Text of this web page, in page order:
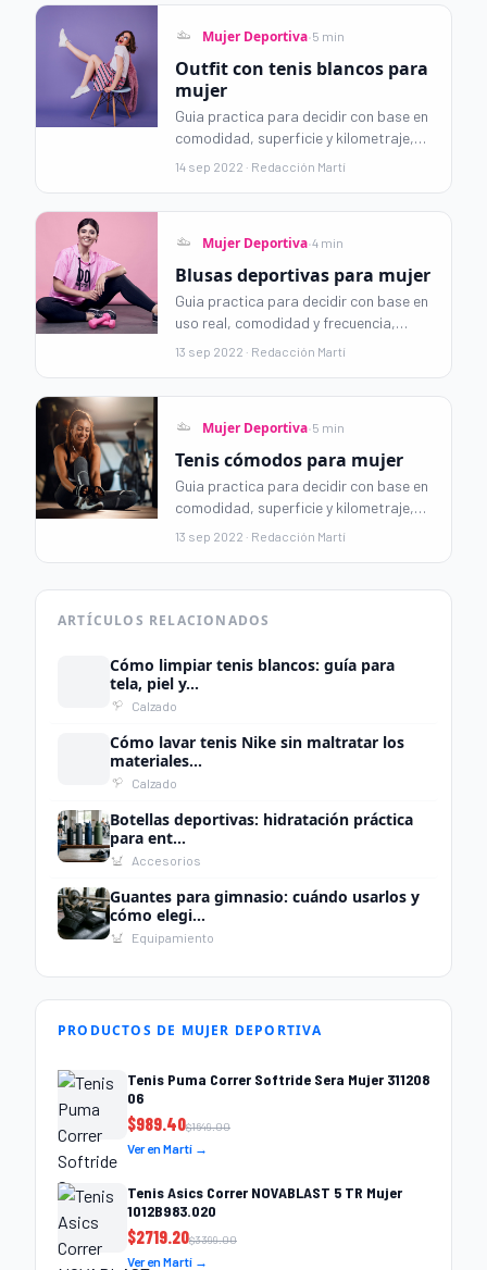
tu entrenamiento y estilo de vida.
Mujer Deportiva·5 min
Outfit con tenis blancos para
mujer
Guia practica para decidir con base en
comodidad, superficie y kilometraje,
evitando compras impulsivas y
14 sep 2022 · Redacción Martí
Mujer Deportiva·4 min
Blusas deportivas para mujer
Guia practica para decidir con base en
uso real, comodidad y frecuencia,
evitando compras impulsivas y
13 sep 2022 · Redacción Martí
Mujer Deportiva·5 min
Tenis cómodos para mujer
Guia practica para decidir con base en
comodidad, superficie y kilometraje,
evitando compras impulsivas y
13 sep 2022 · Redacción Martí
ARTÍCULOS RELACIONADOS
Cómo limpiar tenis blancos: guía para
tela, piel y...
Calzado
Cómo lavar tenis Nike sin maltratar los
materiales...
Calzado
Botellas deportivas: hidratación práctica
para ent...
Accesorios
Guantes para gimnasio: cuándo usarlos y
cómo elegi...
Equipamiento
PRODUCTOS DE MUJER DEPORTIVA
Tenis Puma Correr Softride Sera Mujer 311208
06
$989.40$1649.00
Ver en Martí →
Tenis Asics Correr NOVABLAST 5 TR Mujer
1012B983.020
$2719.20$3399.00
Ver en Martí →